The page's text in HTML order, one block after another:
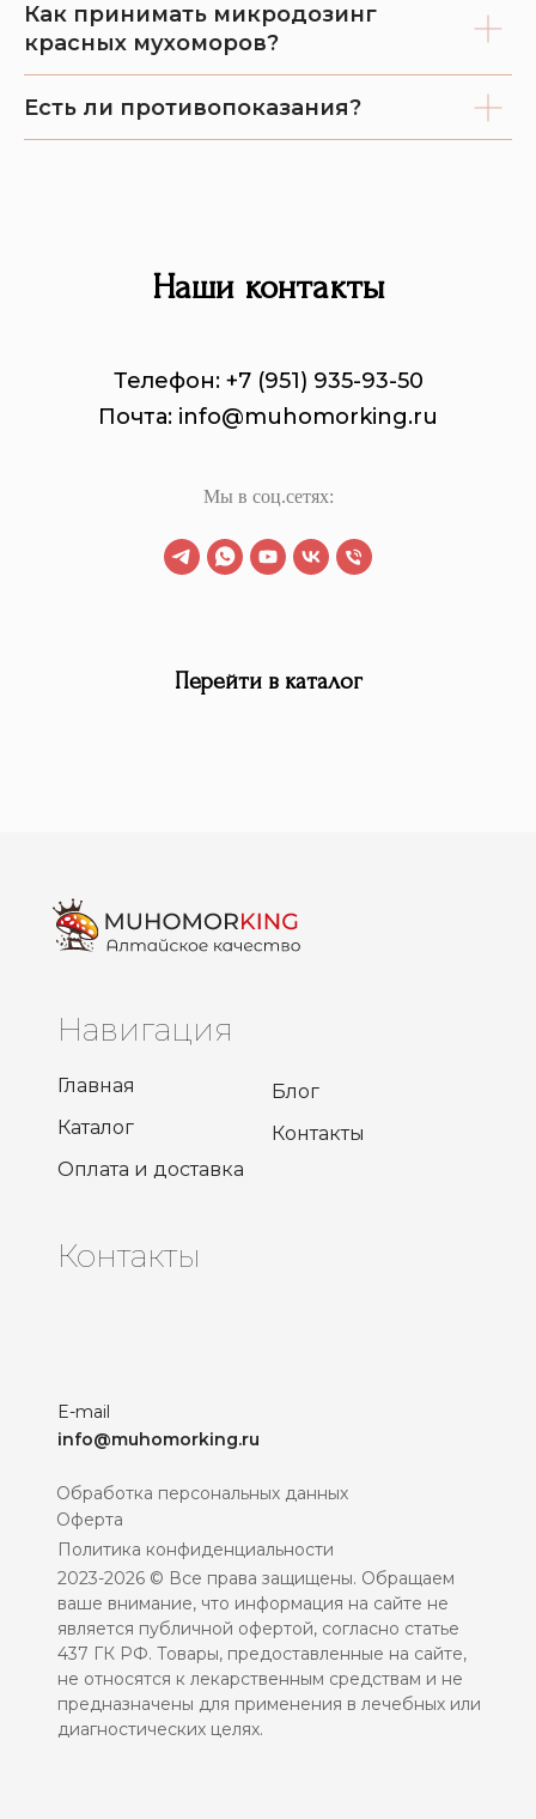
Как принимать микродозинг
красных мухоморов?
Есть ли противопоказания?
Наши контакты
Телефон: +7 (951) 935-93-50
Почта: info@muhomorking.ru
Мы в соц.сетях:
Перейти в каталог
2023-2026 © Все права защищены. Обращаем
ваше внимание, что информация на сайте не
является публичной офертой, согласно статье
437 ГК РФ. Товары, предоставленные на сайте,
не относятся к лекарственным средствам и не
предназначены для применения в лечебных или
диагностических целях.
Навигация
Главная
Каталог
Оплата и доставка
Блог
Контакты
Контакты
E-mail
info@muhomorking.ru
Политика конфиденциальности
Оферта
Обработка персональных данных